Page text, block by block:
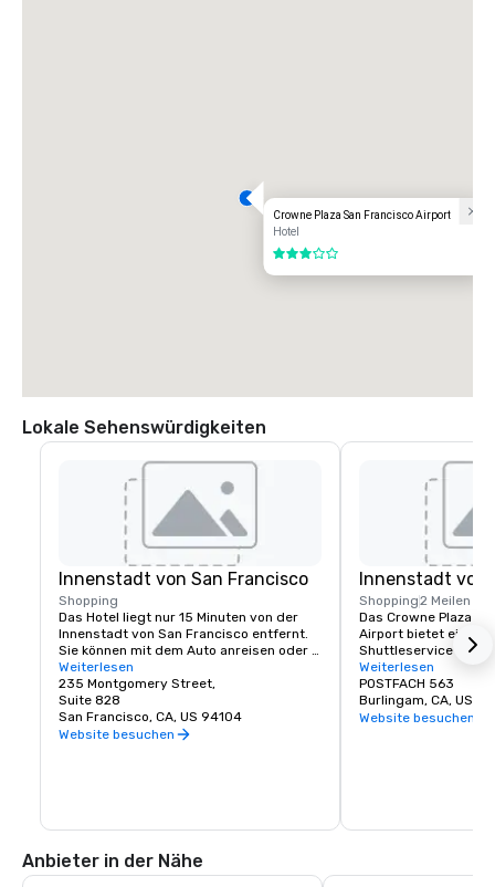
Crowne Plaza San Francisco Airport
Hotel
3 von 5
Lokale Sehenswürdigkeiten
Innenstadt von San Francisco
Shopping
Das Hotel liegt nur 15 Minuten von der
Innenstadt von San Francisco entfernt.
Sie können mit dem Auto anreisen oder
unseren Shuttle zum BART (Bay Area
Rapid Transit) nehmen, um das schönste
weltberühmte Reiseziel zu erreichen.
Weiterlesen
235 Montgomery Street,
Suite 828
San Francisco, CA, US 94104
Website besuchen
Innenstadt von
Shopping2 Meilen
Das Crowne Plaza
Airport bietet einen
Shuttleservice zum/
von Burlingame. Mit
und
Weiterlesen
POSTFACH 563
Burlingam, CA, US
Website besuchen
Anbieter in der Nähe